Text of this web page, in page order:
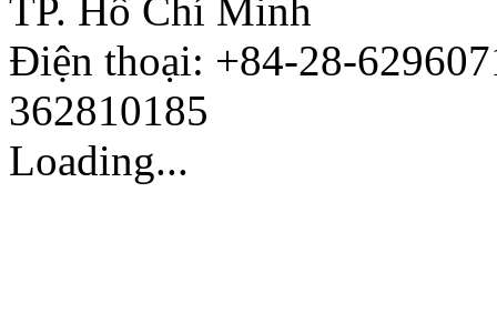
TP. Hồ Chí Minh
Điện thoại: +84-28-
362810185
Loading...